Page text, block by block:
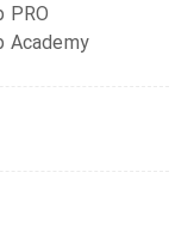
PRO
Academy